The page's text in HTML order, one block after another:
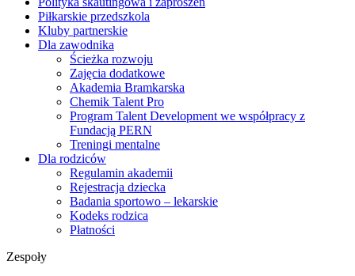
Piłkarskie przedszkola
Kluby partnerskie
Dla zawodnika
Ścieżka rozwoju
Zajęcia dodatkowe
Akademia Bramkarska
Chemik Talent Pro
Program Talent Development we współpracy z
Fundacją PERN
Treningi mentalne
Dla rodziców
Regulamin akademii
Rejestracja dziecka
Badania sportowo – lekarskie
Kodeks rodzica
Płatności
Zespoły